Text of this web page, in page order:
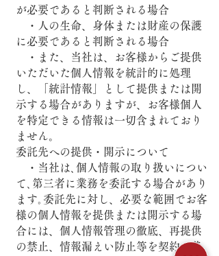
が必要であると判断される場合
・人の生命、身体または財産の保護
に必要であると判断される場合
・また、当社は、お客様からご提供
いただいた個人情報を統計的に処理
し、「統計情報」として提供または開
示する場合がありますが、お客様個人
を特定できる情報は一切含まれており
ません。
委託先への提供・開示について
・当社は､個人情報の取り扱いについ
て､第三者に業務を委託する場合があり
ます｡委託先に対し、必要な範囲でお客
様の個人情報を提供または開示する場
合には、個人情報管理の徹底、再提供
の禁止、情報漏えい防止等を契約で義